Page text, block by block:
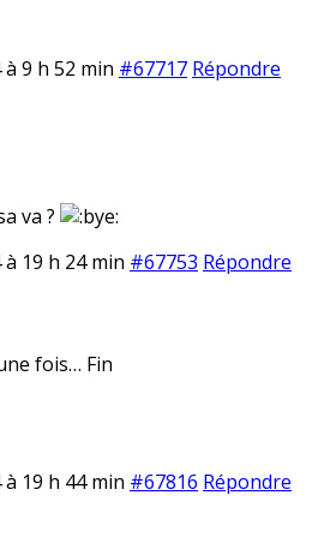
9 h 52 min #67717 Répondre
va ?
19 h 24 min #67753 Répondre
fois… Fin
19 h 44 min #67816 Répondre